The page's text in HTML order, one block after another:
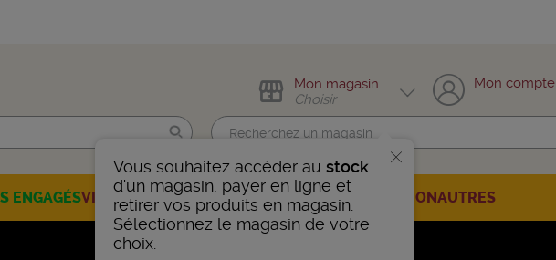
Trouvez-moi !
Mon magasin
Choisir
Vous souhaitez accéder au stock
d'un magasin, payer en ligne et
retirer vos produits en magasin.
Sélectionnez le magasin de votre
choix.
Mon compte
ENGAGÉSVINSCHAMPAGNESSPIRITUEUXBIÈRES SÉLECTIONAUTRES